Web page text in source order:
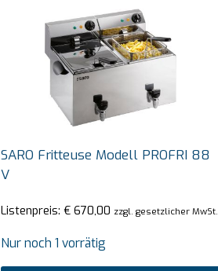
SARO Fritteuse Modell PROFRI 88
V
Listenpreis: €670,00 zzgl. gesetzlicher MwSt.
Nur noch 1 vorrätig